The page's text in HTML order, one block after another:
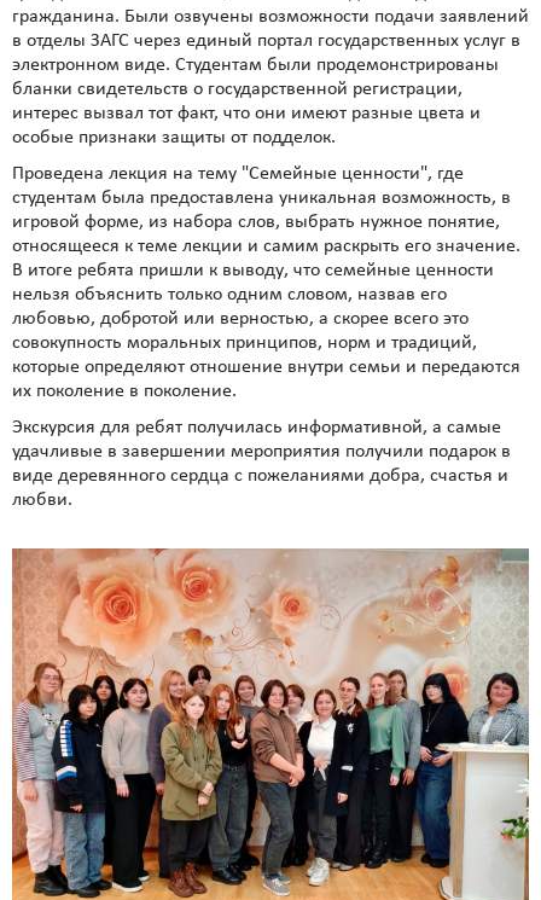
гражданина. Были озвучены возможности подачи заявлений
в отделы ЗАГС через единый портал государственных услуг в
электронном виде. Студентам были продемонстрированы
бланки свидетельств о государственной регистрации,
интерес вызвал тот факт, что они имеют разные цвета и
особые признаки защиты от подделок.
Проведена лекция на тему "Семейные ценности", где
студентам была предоставлена уникальная возможность, в
игровой форме, из набора слов, выбрать нужное понятие,
относящееся к теме лекции и самим раскрыть его значение.
В итоге ребята пришли к выводу, что семейные ценности
нельзя объяснить только одним словом, назвав его
любовью, добротой или верностью, а скорее всего это
совокупность моральных принципов, норм и традиций,
которые определяют отношение внутри семьи и передаются
их поколение в поколение.
Экскурсия для ребят получилась информативной, а самые
удачливые в завершении мероприятия получили подарок в
виде деревянного сердца с пожеланиями добра, счастья и
любви.